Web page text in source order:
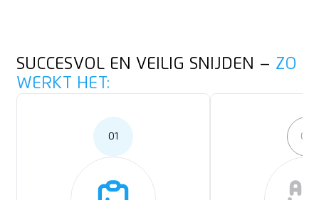
SUCCESVOL EN VEILIG SNIJDEN – ZO
WERKT HET:
01 02